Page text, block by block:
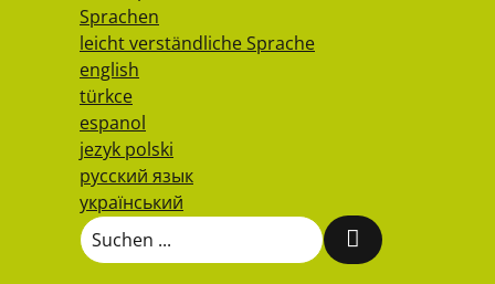
Sprachen
leicht verständliche Sprache
english
türkce
espanol
jezyk polski
русский язык
український